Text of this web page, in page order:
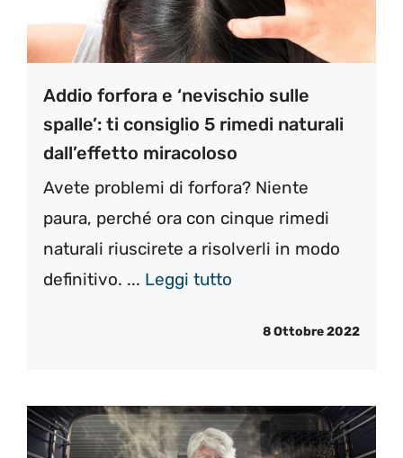
Addio forfora e ‘nevischio sulle
spalle’: ti consiglio 5 rimedi naturali
dall’effetto miracoloso
Avete problemi di forfora? Niente
paura, perché ora con cinque rimedi
naturali riuscirete a risolverli in modo
definitivo. ... Leggi tutto
8 Ottobre 2022